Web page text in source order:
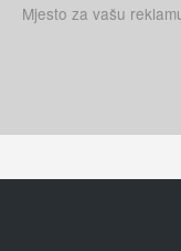
Mjesto za vašu